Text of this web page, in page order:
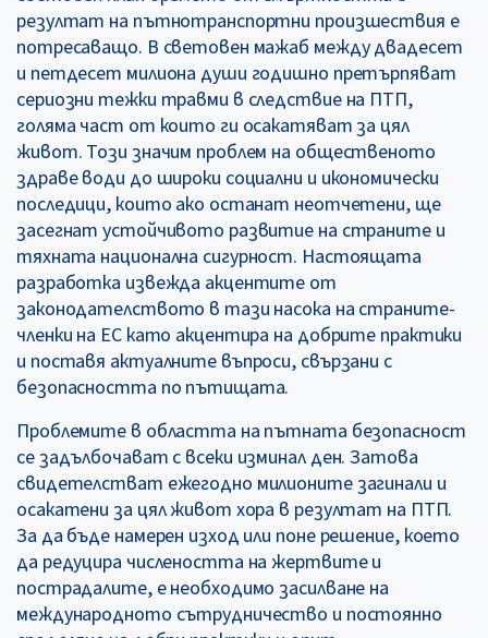
резултат на пътнотранспортни произшествия е
потресаващо. В световен мажаб между двадесет
и петдесет милиона души годишно претърпяват
сериозни тежки травми в следствие на ПТП,
голяма част от които ги осакатяват за цял
живот. Този значим проблем на общественото
здраве води до широки социални и икономически
последици, които ако останат неотчетени, ще
засегнат устойчивото развитие на страните и
тяхната национална сигурност. Настоящата
разработка извежда акцентите от
законодателството в тази насока на страните-
членки на ЕС като акцентира на добрите практики
и поставя актуалните въпроси, свързани с
безопасността по пътищата.
Проблемите в областта на пътната безопасност
се задълбочават с всеки изминал ден. Затова
свидетелстват ежегодно милионите загинали и
осакатени за цял живот хора в резултат на ПТП.
За да бъде намерен изход или поне решение, което
да редуцира числеността на жертвите и
пострадалите, е необходимо засилване на
международното сътрудничество и постоянно